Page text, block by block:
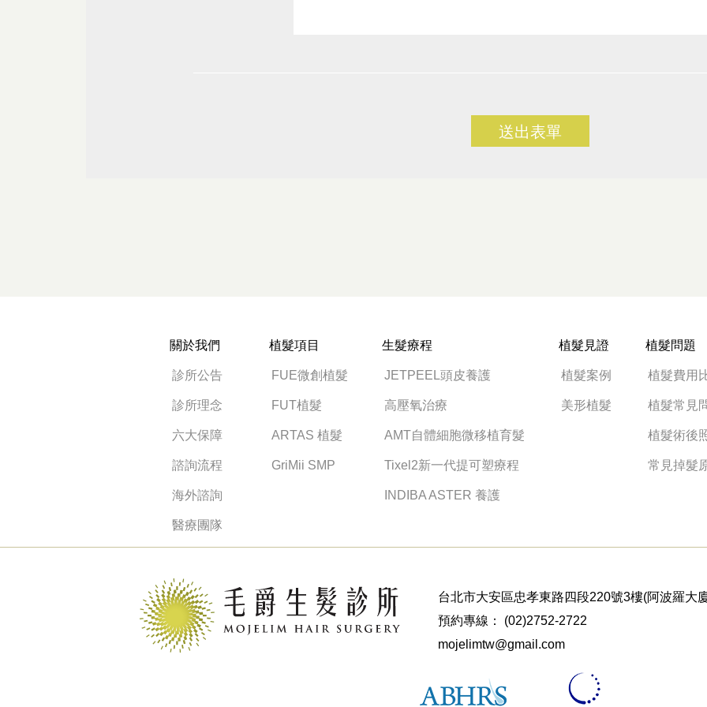
送出表單
關於我們
診所公告
診所理念
六大保障
諮詢流程
海外諮詢
醫療團隊
植髮項目
FUE微創植髮
FUT植髮
ARTAS 植髮
GriMii SMP
生髮療程
JETPEEL頭皮養護
高壓氧治療
AMT自體細胞微移植育髮
Tixel2新一代提可塑療程
INDIBA ASTER 養護
植髮見證
植髮案例
美形植髮
植髮問題
植髮費用
植髮常見
植髮術後
常見掉髮
台北市大安區忠孝東路四段220號3樓(阿波羅大
預約專線：
(02)2752-2722
mojelimtw@gmail.com